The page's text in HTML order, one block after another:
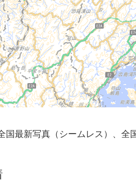
国最新写真（シームレス）、全